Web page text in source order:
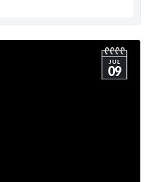
JUL
09